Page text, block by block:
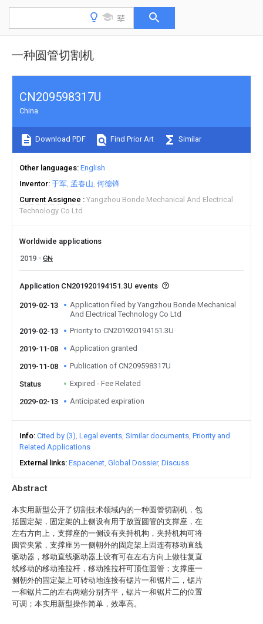
一种圆管切割机
Abstract
本实用新型公开了切割技术领域内的一种圆管切割机，包
括固定架，固定架的上侧设有用于放置圆管的支撑座，在
左右方向上，支撑座的一侧设有夹持机构，夹持机构可将
圆管夹紧，支撑座另一侧朝外的固定架上固连有移动直线
驱动器，移动直线驱动器上设有可在左右方向上做往复直
线移动的移动推拉杆，移动推拉杆可顶住圆管；支撑座一
侧朝外的固定架上可转动地连接有锯片一和锯片二，锯片
一和锯片二的左右两端分别齐平，锯片一和锯片二的位置
可调；本实用新型操作简单，效率高。
CN209598317U
China
Download PDF Find Prior Art Similar
Other languages English
Inventor 于军 孟春山 何德锋
Current Assignee
Yangzhou Bonde Mechanical And Electrical
Technology Co Ltd
Worldwide applications
2019
CN
Application CN201920194151.3U events
2019-02-13
Application filed by Yangzhou Bonde Mechanical
And Electrical Technology Co Ltd
2019-02-13
Priority to CN201920194151.3U
2019-11-08 Application granted
2019-11-08 Publication of CN209598317U
Status Expired - Fee Related
2029-02-13 Anticipated expiration
Info Cited by (3) Legal events Similar documents Priority and
Related Applications
External links Espacenet Global Dossier Discuss